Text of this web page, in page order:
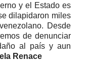
y el Estado es
dilapidaron miles
Desde
de denunciar
al país y aun
Renace